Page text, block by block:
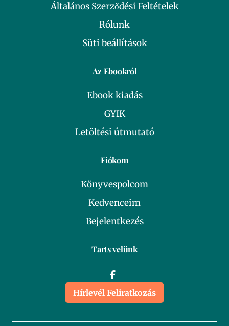
Általános Szerződési Feltételek
Rólunk
Süti beállítások
Az Ebookról
Ebook kiadás
GYIK
Letöltési útmutató
Fiókom
Könyvespolcom
Kedvenceim
Bejelentkezés
Tarts velünk
Hírlevél Feliratkozás